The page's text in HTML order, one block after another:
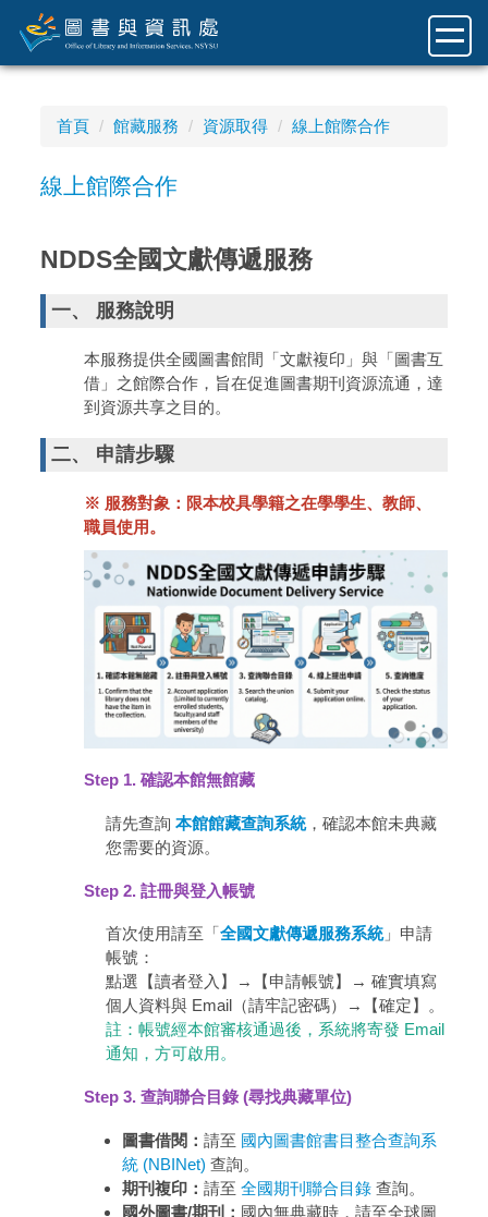
到
主
首頁 館藏服務 資源取得 線上館際合作
線上館際合作
NDDS全國文獻傳遞服務
一、 服務說明
本服務提供全國圖書館間「文獻複印」與「圖書互
借」之館際合作，旨在促進圖書期刊資源流通，達
到資源共享之目的。
二、 申請步驟
※ 服務對象：限本校具學籍之在學學生、教師、
職員使用。
Step 1. 確認本館無館藏
請先查詢本館館藏查詢系統，確認本館未典藏
您需要的資源。
Step 2. 註冊與登入帳號
首次使用請至「全國文獻傳遞服務系統」申請
帳號：
點選【讀者登入】→【申請帳號】→ 確實填寫
個人資料與 Email（請牢記密碼）→【確定】。
註：帳號經本館審核通過後，系統將寄發 Email
通知，方可啟用。
Step 3. 查詢聯合目錄 (尋找典藏單位)
圖書借閱：請至 國內圖書館書目整合查詢系
統 (NBINet) 查詢。
期刊複印：請至全國期刊聯合目錄 查詢。
國外圖書/期刊： 國內無典藏時，請至全球圖